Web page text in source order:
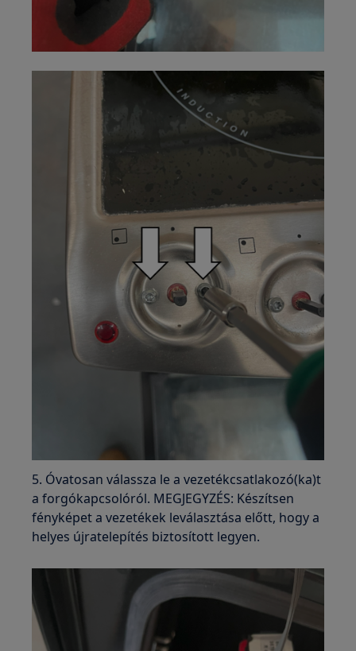
5. Óvatosan válassza le a vezetékcsatlakozó(ka)t
a forgókapcsolóról. MEGJEGYZÉS: Készítsen
fényképet a vezetékek leválasztása előtt, hogy a
helyes újratelepítés biztosított legyen.